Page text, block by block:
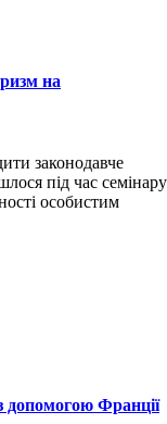
на
законодавче
під час семінару
особистим
допомогою Франції